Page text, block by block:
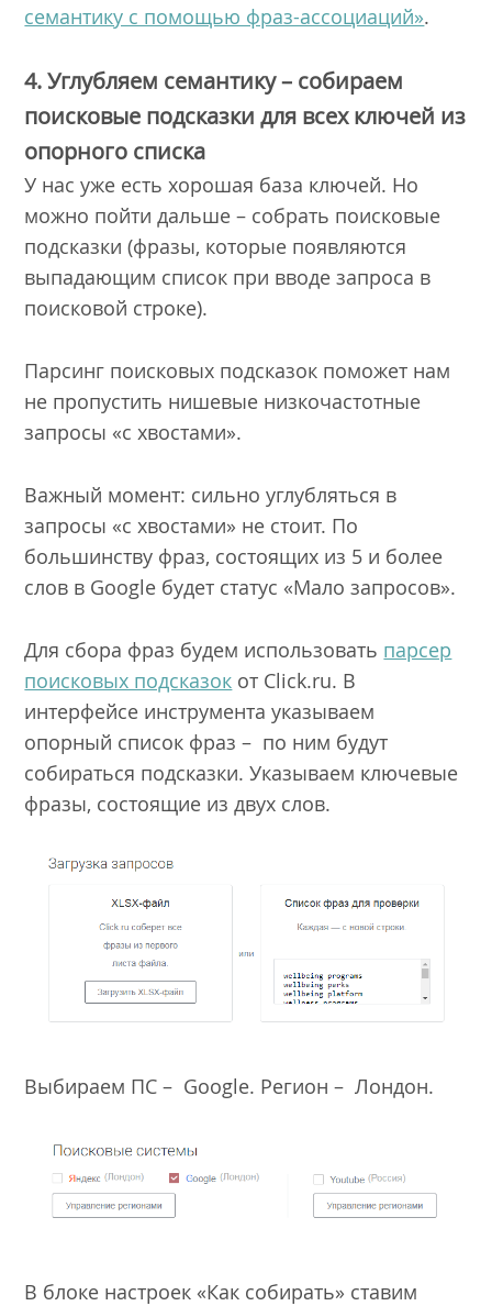
семантику с помощью фраз-ассоциаций».
4. Углубляем семантику – собираем
поисковые подсказки для всех ключей из
опорного списка
У нас уже есть хорошая база ключей. Но
можно пойти дальше – собрать поисковые
подсказки (фразы, которые появляются
выпадающим список при вводе запроса в
поисковой строке).
Парсинг поисковых подсказок поможет нам
не пропустить нишевые низкочастотные
запросы «с хвостами».
Важный момент: сильно углубляться в
запросы «с хвостами» не стоит. По
большинству фраз, состоящих из 5 и более
слов в Google будет статус «Мало запросов».
Для сбора фраз будем использовать парсер
поисковых подсказок от Click.ru. В
интерфейсе инструмента указываем
опорный список фраз – по ним будут
собираться подсказки. Указываем ключевые
фразы, состоящие из двух слов.
Выбираем ПС – Google. Регион – Лондон.
В блоке настроек «Как собирать» ставим